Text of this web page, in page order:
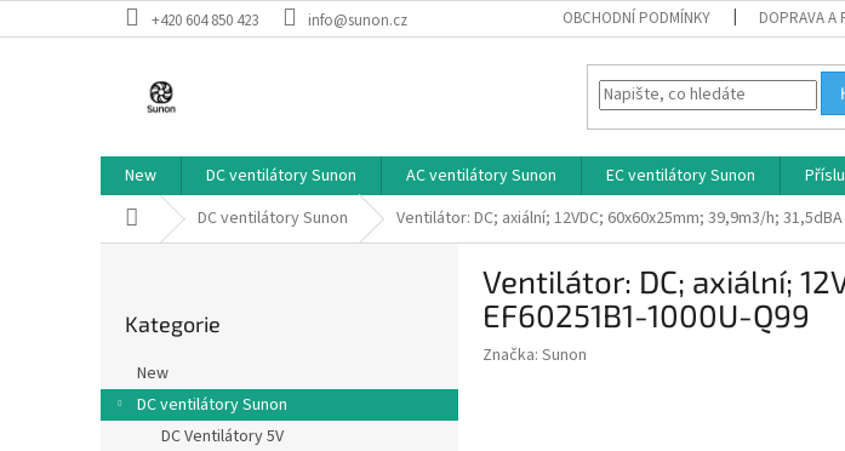
na
+420 604 850 423 info@sunon.cz OBCHODNÍ PODMÍNKY DOPRAVA A
New DC ventilátory Sunon AC ventilátory Sunon EC ventilátory Sunon
Domů DC ventilátory Sunon Ventilátor: DC; axiální; 12VDC; 60x60x25mm; 39,9m3/h;
a
n
kategorie
Kategorie
New
DC ventilátory Sunon
DC Ventilátory 5V
Ventilátor: DC; axiální;
EF60251B1-1000U-Q99
Značka: Sunon